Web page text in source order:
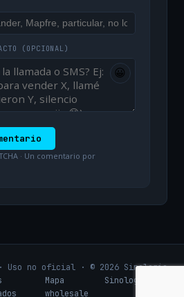
(OPCIONAL)
😀
· Un comentario por
Uso no oficial · © 2026 Sinologic
Mapa
wholesale
Sinologic.net